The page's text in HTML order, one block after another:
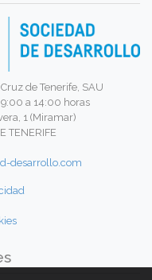
de Tenerife, SAU
a 14:00 horas
1 (Miramar)
TENERIFE
desarrollo.com